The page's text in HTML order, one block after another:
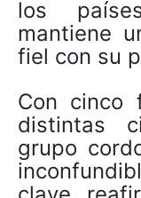
los
mantiene
fiel con su
Con cinco
distintas
grupo